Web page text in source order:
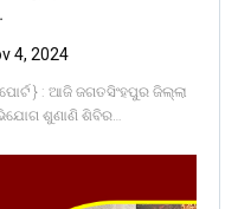
4, 2024
} : ଆଜି ଜଗତସିଂହପୁର ଜିଲ୍ଲା
ଶୁଣାଣି ଶିବିର…